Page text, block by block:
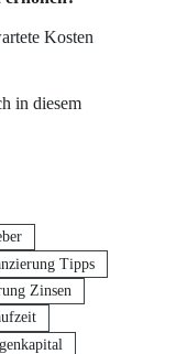
Kosten
in diesem
Tipps
Zinsen